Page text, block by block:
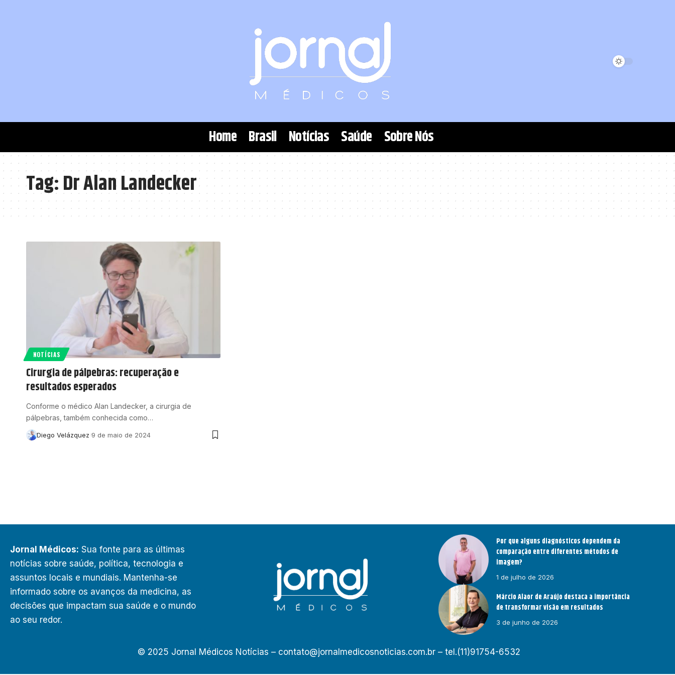
Home Brasil Notícias Saúde Sobre Nós
Tag:Dr Alan Landecker
NOTÍCIAS
Cirurgia de pálpebras: recuperação e
resultados esperados
Conforme o médico Alan Landecker, a cirurgia de
pálpebras, também conhecida como…
Diego Velázquez 9 de maio de 2024
Jornal Médicos: Sua fonte para as últimas
notícias sobre saúde, política, tecnologia e
assuntos locais e mundiais. Mantenha-se
informado sobre os avanços da medicina, as
decisões que impactam sua saúde e o mundo
ao seu redor.
Por que alguns diagnósticos dependem da
comparação entre diferentes métodos de
imagem?
1 de julho de 2026
Márcio Alaor de Araújo destaca a importância
de transformar visão em resultados
3 de junho de 2026
© 2025 Jornal Médicos Notícias – contato@jornalmedicosnoticias.com.br– tel.(11)91754-6532